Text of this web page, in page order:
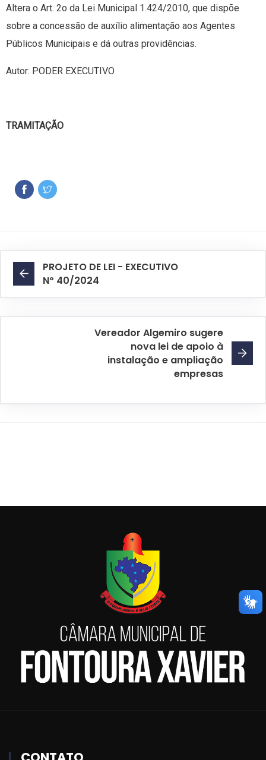
Altera o Art. 2o da Lei Municipal 1.424/2010, que dispõe
sobre a concessão de auxílio alimentação aos Agentes
Públicos Municipais e dá outras providências.
Autor: PODER EXECUTIVO
TRAMITAÇÃO
PROJETO DE LEI - EXECUTIVO
Nº 40/2024
Vereador Algemiro sugere
nova lei de apoio à
instalação e ampliação
empresas